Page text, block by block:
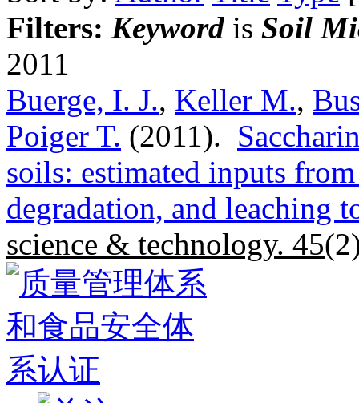
Filters: Keyword is Soil
2011
Buerge, I. J., Keller M.,
Poiger T. (2011).
soils: estimated inputs
degradation, and leaching
science & technology. 45